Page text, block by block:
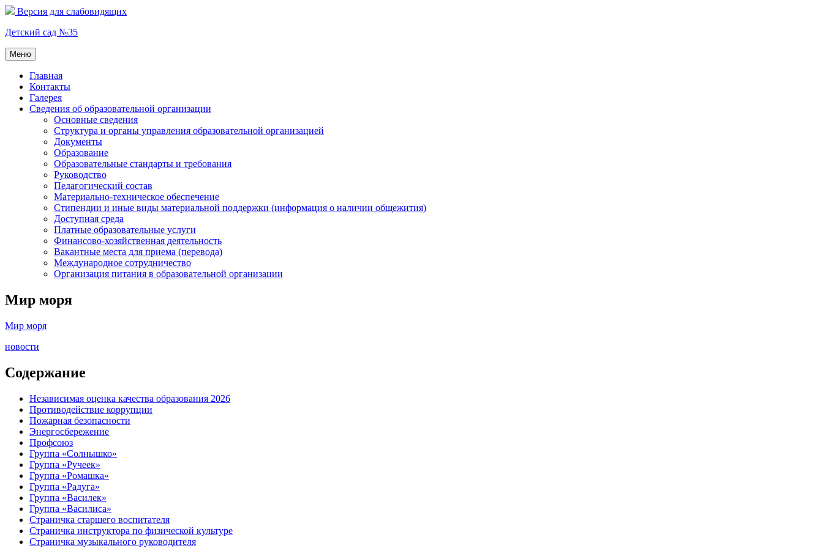
Перейти
содержимому
Версия для слабовидящих
Детский сад №35
Меню
Главная
Контакты
Галерея
Сведения об образовательной организации
Основные сведения
Структура и органы управления образовательной организацией
Документы
Образование
Образовательные стандарты и требования
Руководство
Педагогический состав
Материально-техническое обеспечение
Стипендии и иные виды материальной поддержки (информация о наличии общежития)
Доступная среда
Платные образовательные услуги
Финансово-хозяйственная деятельность
Вакантные места для приема (перевода)
Международное сотрудничество
Организация питания в образовательной организации
Мир моря
Мир моря
новости
Содержание
Независимая оценка качества образования 2026
Противодействие коррупции
Пожарная безопасности
Энергосбережение
Профсоюз
Группа «Солнышко»
Группа «Ручеек»
Группа «Ромашка»
Группа «Радуга»
Группа «Василек»
Группа «Василиса»
Страничка старшего воспитателя
Страничка инструктора по физической культуре
Страничка музыкального руководителя